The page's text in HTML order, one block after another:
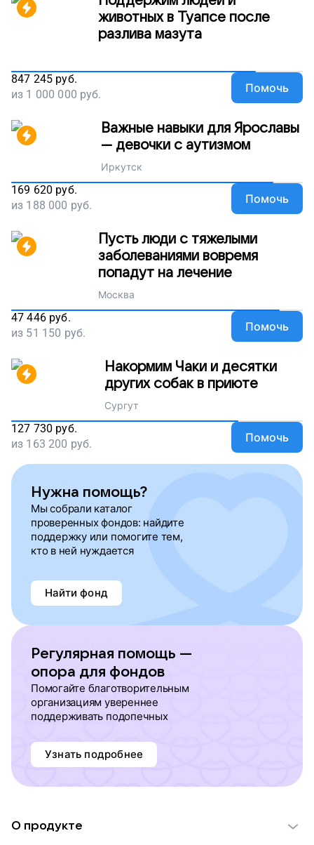
животных в Туапсе после
разлива мазута
847 245 руб.
из 1 000 000 руб. Помочь
Важные навыки для Ярославы
— девочки с аутизмом
Иркутск
169 620 руб.
из 188 000 руб. Помочь
Пусть люди с тяжелыми
заболеваниями вовремя
попадут на лечение
Москва
47 446 руб.
из 51 150 руб. Помочь
Накормим Чаки и десятки
других собак в приюте
Сургут
127 730 руб.
из 163 200 руб. Помочь
Нужна помощь?
Мы собрали каталог
проверенных фондов: найдите
поддержку или помогите тем,
кто в ней нуждается
Найти фонд
Регулярная помощь —
опора для фондов
Помогайте благотворительным
организациям увереннее
поддерживать подопечных
Узнать подробнее
О продукте